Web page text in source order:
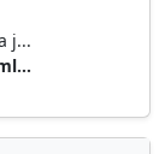
j...